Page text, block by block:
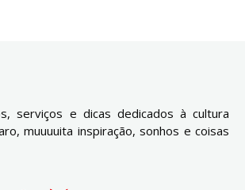
serviços e dicas dedicados à cultura
muuuuita inspiração, sonhos e coisas